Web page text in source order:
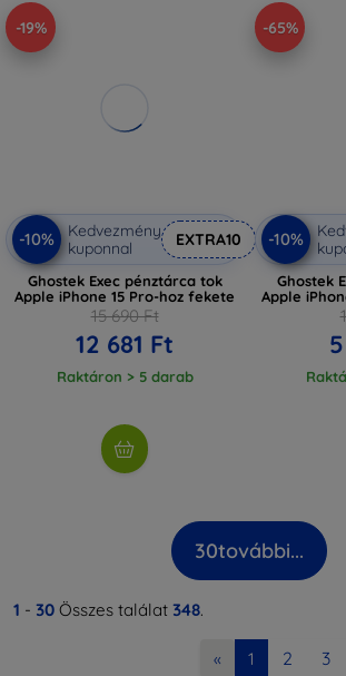
-19%
-10%
Kedvezmény
kuponnal
EXTRA10
Ghostek Exec pénztárca tok
Apple iPhone 15 Pro-hoz fekete
15 690 Ft
12 681 Ft
Raktáron > 5 darab
-65%
-10%
Ghostek
Apple
30további...
1 - 30 Összes találat 348.
« 1 2 3